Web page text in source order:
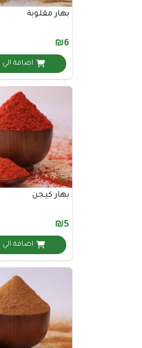
بهار مقلوبة
₪6
اضافة الي
بهار كيجن
₪5
اضافة الي